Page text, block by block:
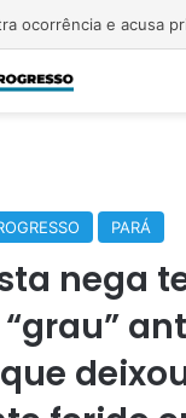
PARÁ
nega